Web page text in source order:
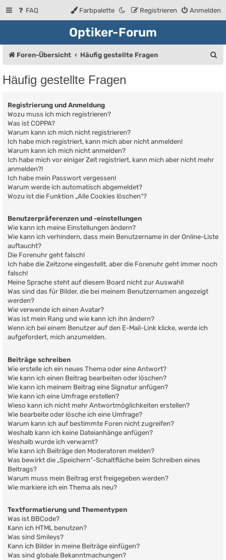
FAQ Anmelden
Registrieren
Farbpalette
Optiker-Forum
Foren-Übersicht Häufig gestellte Fragen
Häufig gestellte Fragen
Registrierung und Anmeldung
Wozu muss ich mich registrieren?
Was ist COPPA?
Warum kann ich mich nicht registrieren?
Ich habe mich registriert, kann mich aber nicht anmelden!
Warum kann ich mich nicht anmelden?
Ich habe mich vor einiger Zeit registriert, kann mich aber nicht mehr
anmelden?!
Ich habe mein Passwort vergessen!
Warum werde ich automatisch abgemeldet?
Wozu ist die Funktion „Alle Cookies löschen“?
Benutzerpräferenzen und -einstellungen
Wie kann ich meine Einstellungen ändern?
Wie kann ich verhindern, dass mein Benutzername in der Online-Liste
auftaucht?
Die Forenuhr geht falsch!
Ich habe die Zeitzone eingestellt, aber die Forenuhr geht immer noch
falsch!
Meine Sprache steht auf diesem Board nicht zur Auswahl!
Was sind das für Bilder, die bei meinem Benutzernamen angezeigt
werden?
Wie verwende ich einen Avatar?
Was ist mein Rang und wie kann ich ihn ändern?
Wenn ich bei einem Benutzer auf den E-Mail-Link klicke, werde ich
aufgefordert, mich anzumelden.
Beiträge schreiben
Wie erstelle ich ein neues Thema oder eine Antwort?
Wie kann ich einen Beitrag bearbeiten oder löschen?
Wie kann ich meinem Beitrag eine Signatur anfügen?
Wie kann ich eine Umfrage erstellen?
Wieso kann ich nicht mehr Antwortmöglichkeiten erstellen?
Wie bearbeite oder lösche ich eine Umfrage?
Warum kann ich auf bestimmte Foren nicht zugreifen?
Weshalb kann ich keine Dateianhänge anfügen?
Weshalb wurde ich verwarnt?
Wie kann ich Beiträge den Moderatoren melden?
Was bewirkt die „Speichern“-Schaltfläche beim Schreiben eines
Beitrags?
Warum muss mein Beitrag erst freigegeben werden?
Wie markiere ich ein Thema als neu?
Textformatierung und Thementypen
Was ist BBCode?
Kann ich HTML benutzen?
Was sind Smileys?
Kann ich Bilder in meine Beiträge einfügen?
Was sind globale Bekanntmachungen?